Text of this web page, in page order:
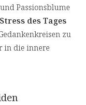
Passionsblume
des Tages
zu
in die innere